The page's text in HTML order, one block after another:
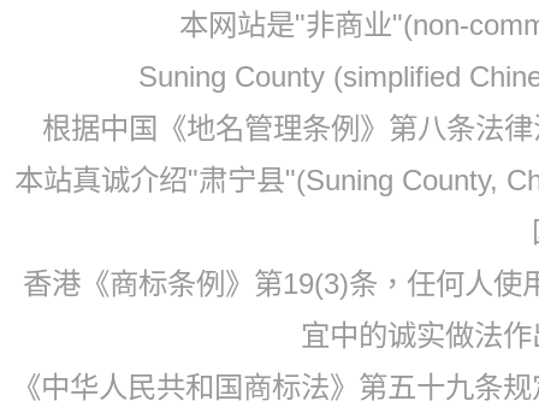
本网站是"非商业"(non-
Suning County (simplified
根据中国《地名管理条例》第八条法
本站真诚介绍"肃宁县"(Suning County,
香港《商标条例》第19(3)条，任何人
宜中的诚实做法
《中华人民共和国商标法》第五十九条